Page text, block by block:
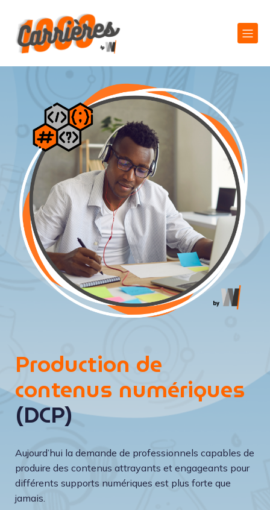
Production de
contenus numériques
(DCP)
Aujourd’hui la demande de professionnels capables de
produire des contenus attrayants et engageants pour
différents supports numériques est plus forte que
jamais.